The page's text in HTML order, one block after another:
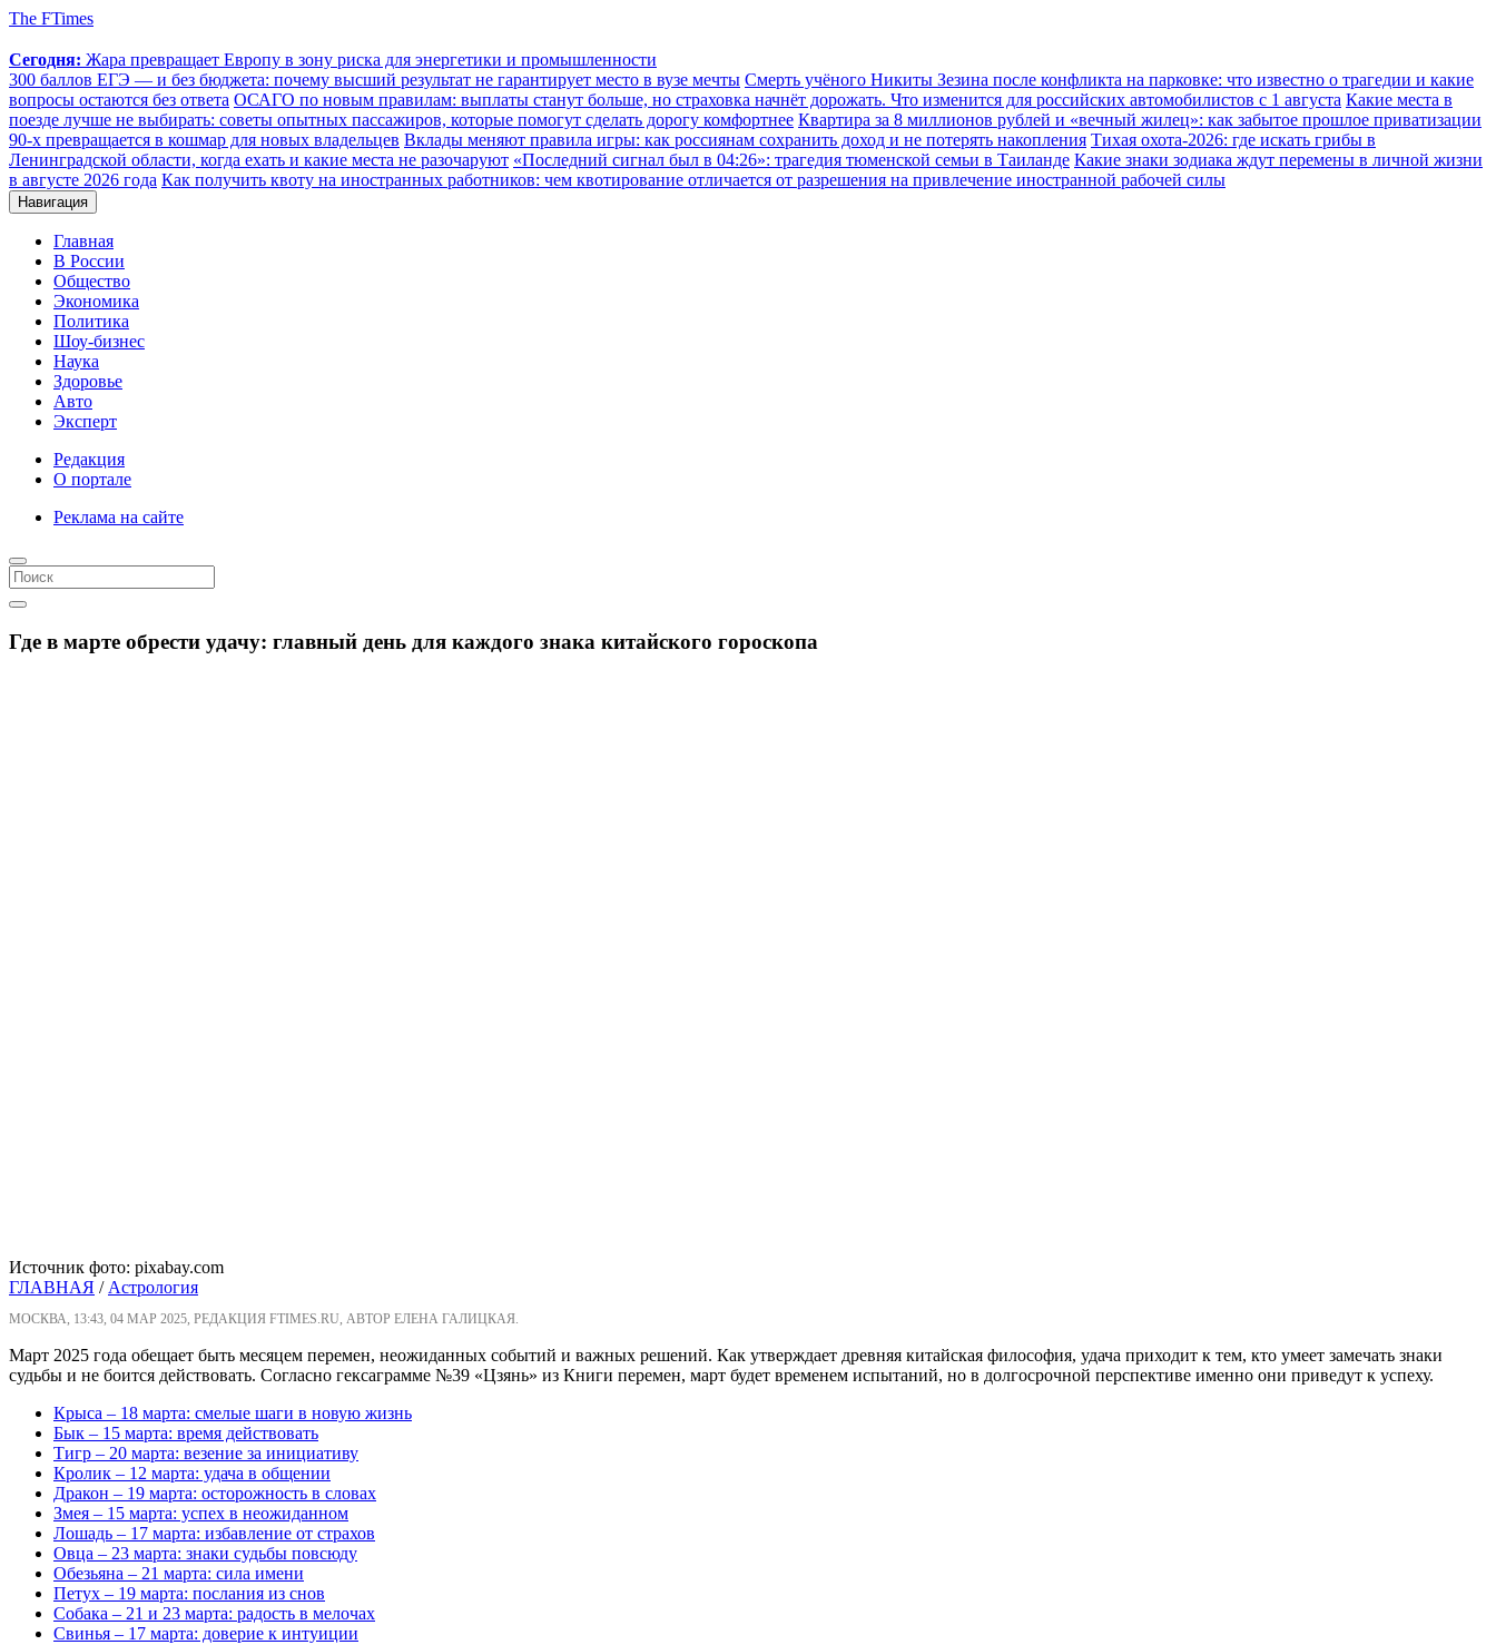
The FTimes
Сегодня: Жара превращает Европу в зону риска для энергетики и промышленности
300 баллов ЕГЭ — и без бюджета: почему высший результат не гарантирует место в вузе мечты Смерть учёного Никиты Зезина после конфликта на парковке: что известно о трагедии и какие
вопросы остаются без ответа ОСАГО по новым правилам: выплаты станут больше, но страховка начнёт дорожать. Что изменится для российских автомобилистов с 1 августа Какие места в
поезде лучше не выбирать: советы опытных пассажиров, которые помогут сделать дорогу комфортнее Квартира за 8 миллионов рублей и «вечный жилец»: как забытое прошлое приватизации
90-х превращается в кошмар для новых владельцев Вклады меняют правила игры: как россиянам сохранить доход и не потерять накопления Тихая охота-2026: где искать грибы в
Ленинградской области, когда ехать и какие места не разочаруют «Последний сигнал был в 04:26»: трагедия тюменской семьи в Таиланде Какие знаки зодиака ждут перемены в личной жизни
в августе 2026 года Как получить квоту на иностранных работников: чем квотирование отличается от разрешения на привлечение иностранной рабочей силы
Навигация
Главная
В России
Общество
Экономика
Политика
Шоу-бизнес
Наука
Здоровье
Авто
Эксперт
Редакция
О портале
Реклама на сайте
Где в марте обрести удачу: главный день для каждого знака китайского гороскопа
Источник фото: pixabay.com
ГЛАВНАЯ /Астрология
МОСКВА, 13:43, 04 МАР 2025, РЕДАКЦИЯ FTIMES.RU, АВТОР ЕЛЕНА ГАЛИЦКАЯ.
Март 2025 года обещает быть месяцем перемен, неожиданных событий и важных решений. Как утверждает древняя китайская философия, удача приходит к тем, кто умеет замечать знаки
судьбы и не боится действовать. Согласно гексаграмме №39 «Цзянь» из Книги перемен, март будет временем испытаний, но в долгосрочной перспективе именно они приведут к успеху.
Крыса – 18 марта: смелые шаги в новую жизнь
Бык – 15 марта: время действовать
Тигр – 20 марта: везение за инициативу
Кролик – 12 марта: удача в общении
Дракон – 19 марта: осторожность в словах
Змея – 15 марта: успех в неожиданном
Лошадь – 17 марта: избавление от страхов
Овца – 23 марта: знаки судьбы повсюду
Обезьяна – 21 марта: сила имени
Петух – 19 марта: послания из снов
Собака – 21 и 23 марта: радость в мелочах
Свинья – 17 марта: доверие к интуиции